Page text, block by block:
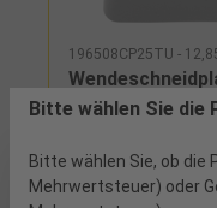
196508CP25TU -
150408 CP25TU
20 verfügbar
Bitte wählen Sie die
Bitte wählen Sie, ob die
Mehrwertsteuer) oder